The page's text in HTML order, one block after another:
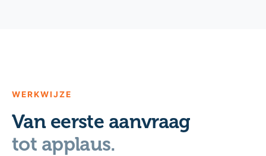
WERKWIJZE
Van eerste aanvraag
tot applaus.